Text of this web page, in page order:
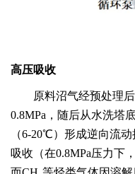
高压吸收
原料沼气经预处理
0.8MPa，随后从水洗塔
（6-20℃）形成逆向流动
吸收（在0.8MPa压力下